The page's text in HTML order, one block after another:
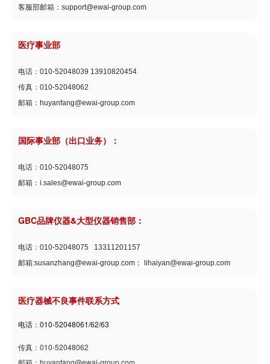
客服部邮箱：support@ewai-group.com
医疗事业部
电话：010-52048039 13910820454
传真：010-52048062
邮箱：huyanfang@ewai-group.com
国际事业部（出口业务）：
电话：010-52048075
邮箱：i.sales@ewai-group.com
GBC品牌仪器&大型仪器销售部：
电话：010-52048075 13311201157
邮箱:susanzhang@ewai-group.com； lihaiyan@ewai-group.com
医疗器械不良事件联系方式
电话：010-52048061/62/63
传真：010-52048062
邮箱：huyanfang@ewai-group.com